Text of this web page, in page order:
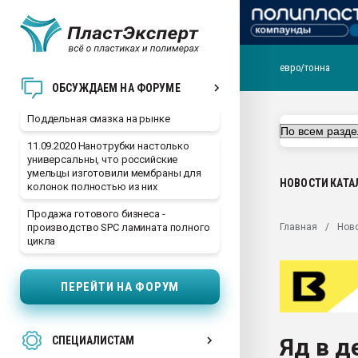
ОБСУЖДАЕМ НА ФОРУМЕ
Поддельная смазка на рынке
11.09.2020 Нанотрубки настолько
универсальны, что российские
умельцы изготовили мембраны для
колонок полностью из них
Продажа готового бизнеса -
производство SPC ламината полного
цикла
ПЕРЕЙТИ НА ФОРУМ
СПЕЦИАЛИСТАМ
ближайшее
Подмосковье, Москва
первый план в
28.07.2026
ситуацией на
Всё, что касается
Материал поверхности
Продам отходы
евро/тонна
НОВОСТИ
Главная
Яд в